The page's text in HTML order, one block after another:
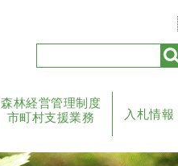
森林経営管理制度
市町村支援業務
入札情報